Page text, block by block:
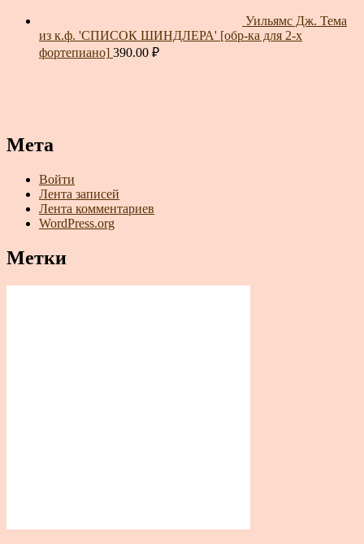
Уильямс Дж. Тема
из к.ф. 'СПИСОК ШИНДЛЕРА' [обр-ка для 2-х
фортепиано] 390.00 ₽
Мета
Войти
Лента записей
Лента комментариев
WordPress.org
Метки